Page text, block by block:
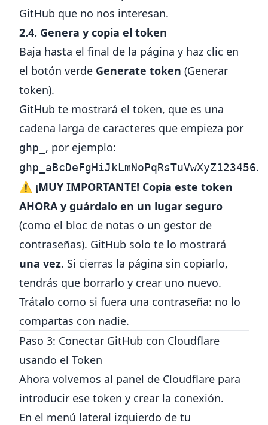
GitHub que no nos interesan.
2.4. Genera y copia el token
Baja hasta el final de la página y haz clic en
el botón verde Generate token (Generar
token).
GitHub te mostrará el token, que es una
cadena larga de caracteres que empieza por
ghp_ , por ejemplo:
ghp_aBcDeFgHiJkLmNoPqRsTuVwXyZ123456.
⚠️ ¡MUY IMPORTANTE! Copia este token
AHORA y guárdalo en un lugar seguro
(como el bloc de notas o un gestor de
contraseñas). GitHub solo te lo mostrará
una vez. Si cierras la página sin copiarlo,
tendrás que borrarlo y crear uno nuevo.
Trátalo como si fuera una contraseña: no lo
compartas con nadie.
Paso 3: Conectar GitHub con Cloudflare
usando el Token
Ahora volvemos al panel de Cloudflare para
introducir ese token y crear la conexión.
En el menú lateral izquierdo de tu